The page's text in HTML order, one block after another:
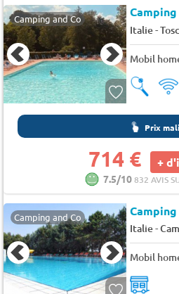
Camping and Co
Italie-
Mobil
Prix
714 € +
7.5/10832 AVIS
Camping and Co
Italie-